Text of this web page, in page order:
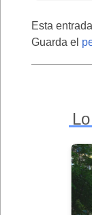
Esta
Guarda el